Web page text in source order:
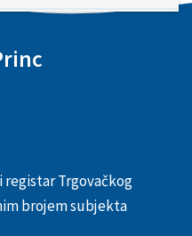
registar Trgovačkog
brojem subjekta